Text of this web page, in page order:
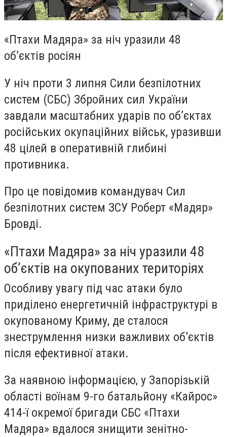
«Птахи Мадяра» за ніч уразили 48
об’єктів росіян
У ніч проти 3 липня Сили безпілотних
систем (СБС) Збройних сил України
завдали масштабних ударів по об’єктах
російських окупаційних військ, уразивши
48 цілей в оперативній глибині
противника.
Про це повідомив командувач Сил
безпілотних систем ЗСУ Роберт «Мадяр»
Бровді.
«Птахи Мадяра» за ніч уразили 48
об’єктів на окупованих територіях
Особливу увагу під час атаки було
приділено енергетичній інфраструктурі в
окупованому Криму, де сталося
знеструмлення низки важливих об’єктів
після ефективної атаки.
За наявною інформацією, у Запорізькій
області воїнам 9-го батальйону «Кайрос»
414-ї окремої бригади СБС «Птахи
Мадяра» вдалося знищити зенітно-